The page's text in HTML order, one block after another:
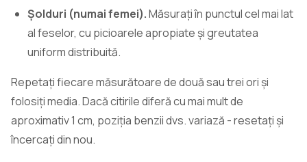
Șolduri (numai femei).Măsurați în punctul cel mai lat
al feselor, cu picioarele apropiate și greutatea
uniform distribuită.
Repetați fiecare măsurătoare de două sau trei ori și
folosiți media. Dacă citirile diferă cu mai mult de
aproximativ 1 cm, poziția benzii dvs. variază - resetați și
încercați din nou.